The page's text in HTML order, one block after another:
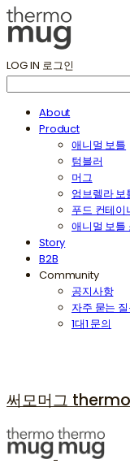
LOG IN 로그인
About
Product
애니멀 보틀
텀블러
머그
엄브렐라 보
푸드 컨테이
애니멀 보틀
Story
B2B
Community
공지사항
자주 묻는
1대1 문의
써모머그